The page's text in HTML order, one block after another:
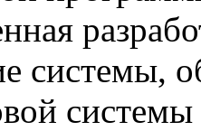
системы,
системы